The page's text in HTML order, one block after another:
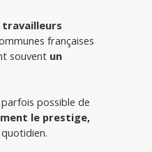
travailleurs
françaises
souvent un
possible de
le prestige,